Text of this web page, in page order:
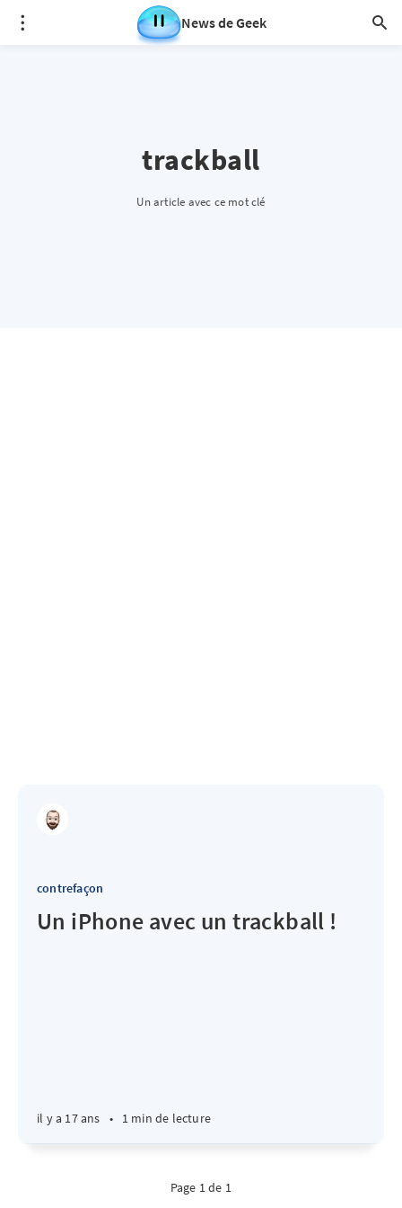
News de Geek
trackball
Un article avec ce mot clé
contrefaçon
Un iPhone avec un trackball !
il y a 17 ans • 1 min de lecture
Page 1 de 1